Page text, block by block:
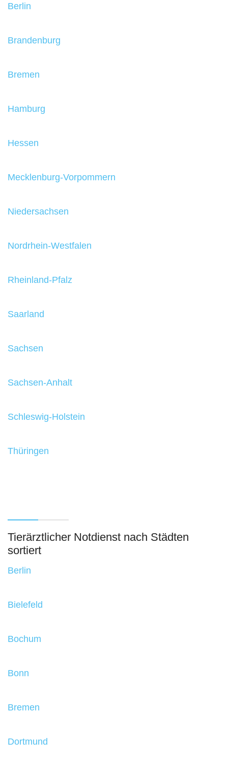
Berlin
Brandenburg
Bremen
Hamburg
Hessen
Mecklenburg-Vorpommern
Niedersachsen
Nordrhein-Westfalen
Rheinland-Pfalz
Saarland
Sachsen
Sachsen-Anhalt
Schleswig-Holstein
Thüringen
Tierärztlicher Notdienst nach Städten
sortiert
Berlin
Bielefeld
Bochum
Bonn
Bremen
Dortmund